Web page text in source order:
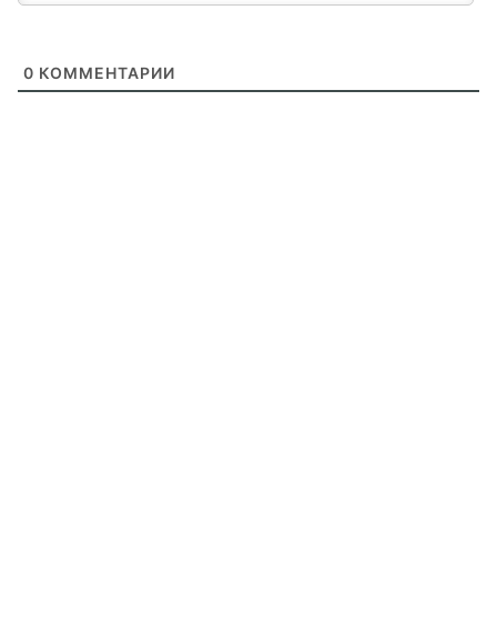
0 КОММЕНТАРИИ